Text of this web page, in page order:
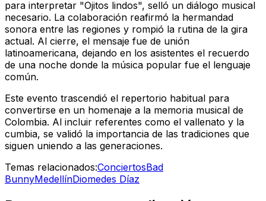
para interpretar "Ojitos lindos", selló un diálogo musical
necesario. La colaboración reafirmó la hermandad
sonora entre las regiones y rompió la rutina de la gira
actual. Al cierre, el mensaje fue de unión
latinoamericana, dejando en los asistentes el recuerdo
de una noche donde la música popular fue el lenguaje
común.
Este evento trascendió el repertorio habitual para
convertirse en un homenaje a la memoria musical de
Colombia. Al incluir referentes como el vallenato y la
cumbia, se validó la importancia de las tradiciones que
siguen uniendo a las generaciones.
Temas relacionados:ConciertosBad
BunnyMedellínDiomedes Díaz